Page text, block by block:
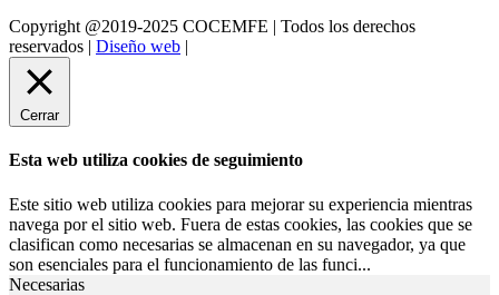
Copyright @2019-2025 COCEMFE | Todos los derechos
reservados | Diseño web |
Cerrar
Esta web utiliza cookies de seguimiento
Este sitio web utiliza cookies para mejorar su experiencia mientras
navega por el sitio web. Fuera de estas cookies, las cookies que se
clasifican como necesarias se almacenan en su navegador, ya que
son esenciales para el funcionamiento de las funci...
Necesarias